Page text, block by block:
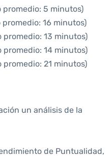
5 minutos)
16 minutos)
13 minutos)
14 minutos)
21 minutos)
un análisis de la
de Puntualidad,